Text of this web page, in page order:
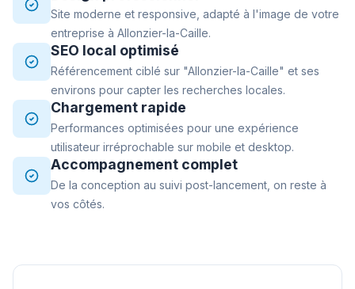
Site moderne et responsive, adapté à l'image de votre
entreprise à Allonzier-la-Caille.
SEO local optimisé
Référencement ciblé sur "Allonzier-la-Caille" et ses
environs pour capter les recherches locales.
Chargement rapide
Performances optimisées pour une expérience
utilisateur irréprochable sur mobile et desktop.
Accompagnement complet
De la conception au suivi post-lancement, on reste à
vos côtés.